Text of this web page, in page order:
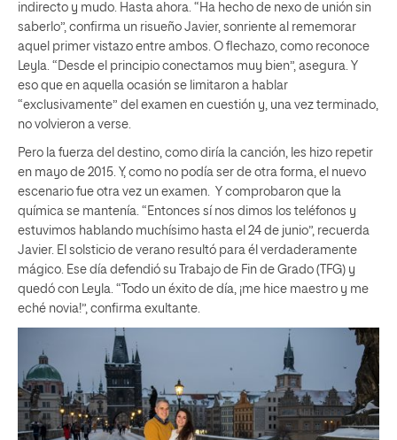
indirecto y mudo. Hasta ahora. “Ha hecho de nexo de unión sin
saberlo”, confirma un risueño Javier, sonriente al rememorar
aquel primer vistazo entre ambos. O flechazo, como reconoce
Leyla. “Desde el principio conectamos muy bien”, asegura. Y
eso que en aquella ocasión se limitaron a hablar
“exclusivamente” del examen en cuestión y, una vez terminado,
no volvieron a verse.
Pero la fuerza del destino, como diría la canción, les hizo repetir
en mayo de 2015. Y, como no podía ser de otra forma, el nuevo
escenario fue otra vez un examen. Y comprobaron que la
química se mantenía. “Entonces sí nos dimos los teléfonos y
estuvimos hablando muchísimo hasta el 24 de junio”, recuerda
Javier. El solsticio de verano resultó para él verdaderamente
mágico. Ese día defendió su Trabajo de Fin de Grado (TFG) y
quedó con Leyla. “Todo un éxito de día, ¡me hice maestro y me
eché novia!”, confirma exultante.